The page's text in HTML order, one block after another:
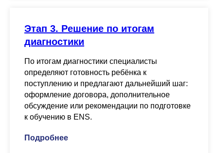
Этап 3. Решение по итогам
диагностики
По итогам диагностики специалисты
определяют готовность ребёнка к
поступлению и предлагают дальнейший шаг:
оформление договора, дополнительное
обсуждение или рекомендации по подготовке
к обучению в ENS.
Подробнее